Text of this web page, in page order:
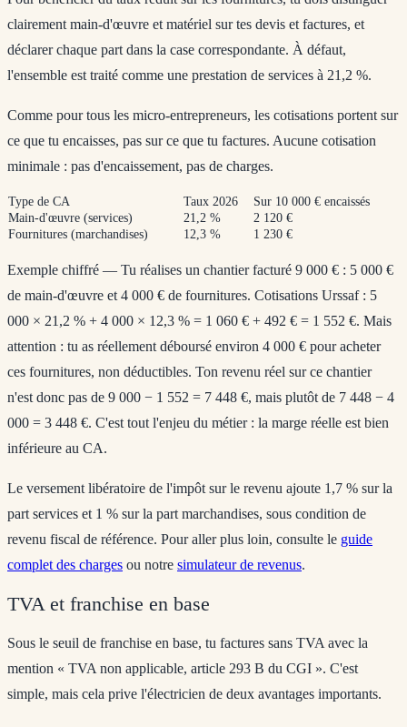
clairement main-d'œuvre et matériel sur tes devis et factures, et
déclarer chaque part dans la case correspondante. À défaut,
l'ensemble est traité comme une prestation de services à 21,2 %.
Comme pour tous les micro-entrepreneurs, les cotisations portent sur
ce que tu encaisses, pas sur ce que tu factures. Aucune cotisation
minimale : pas d'encaissement, pas de charges.
Type de CA Taux 2026
Sur 10 000 € encaissés
Main-d'œuvre (services)
21,2 %
2 120 €
Fournitures (marchandises)
12,3 % 1 230 €
Exemple chiffré — Tu réalises un chantier facturé 9 000 € : 5 000 €
de main-d'œuvre et 4 000 € de fournitures. Cotisations Urssaf : 5
000 × 21,2 % + 4 000 × 12,3 % = 1 060 € + 492 € = 1 552 €. Mais
attention : tu as réellement déboursé environ 4 000 € pour acheter
ces fournitures, non déductibles. Ton revenu réel sur ce chantier
n'est donc pas de 9 000 − 1 552 = 7 448 €, mais plutôt de 7 448 − 4
000 = 3 448 €. C'est tout l'enjeu du métier : la marge réelle est bien
inférieure au CA.
Le versement libératoire de l'impôt sur le revenu ajoute 1,7 % sur la
part services et 1 % sur la part marchandises, sous condition de
revenu fiscal de référence. Pour aller plus loin, consulte le guide
complet des charges ou notre simulateur de revenus.
TVA et franchise en base
Sous le seuil de franchise en base, tu factures sans TVA avec la
mention « TVA non applicable, article 293 B du CGI ». C'est
simple, mais cela prive l'électricien de deux avantages importants.